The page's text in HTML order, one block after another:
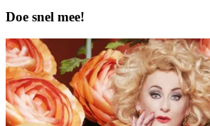
Doe snel mee!